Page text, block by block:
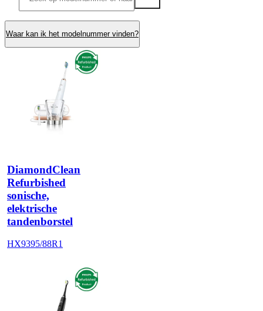
Waar kan ik het modelnummer vinden?
DiamondClean
Refurbished
sonische,
elektrische
tandenborstel
HX9395/88R1